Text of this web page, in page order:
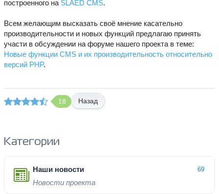
построенного на SLAED CMS.
Всем желающим высказать своё мнение касательно
производительности и новых функций предлагаю принять
участи в обсуждении на форуме нашего проекта в теме:
Новые функции CMS и их производительность относительно
версий PHP.
18 Назад
Категории
Наши новости 69
Новости проекта